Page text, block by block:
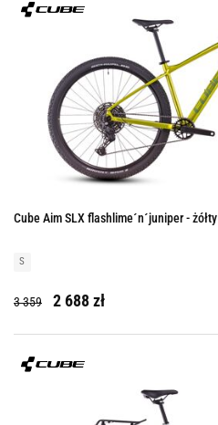
Cube Aim SLX flashlime´n´juniper - żółty
S
3 359 2 688 zł